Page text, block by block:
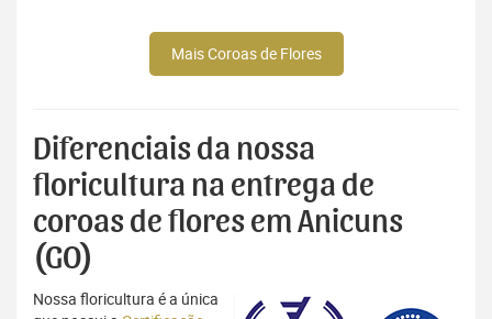
Mais Coroas de Flores
Diferenciais da nossa
floricultura na entrega de
coroas de flores em Anicuns
(GO)
Nossa floricultura é a única